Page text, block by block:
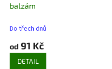
balzám
Do třech dnů
od 91 Kč
DETAIL